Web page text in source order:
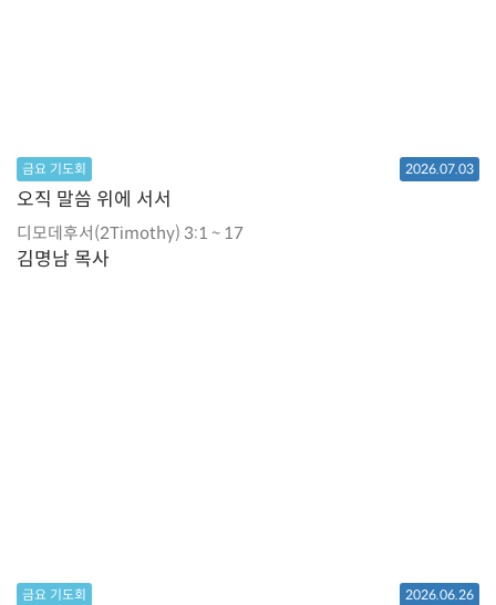
금요 기도회 2026.07.03
오직 말씀 위에 서서
디모데후서(2Timothy) 3:1 ~ 17
김명남 목사
금요 기도회 2026.06.26